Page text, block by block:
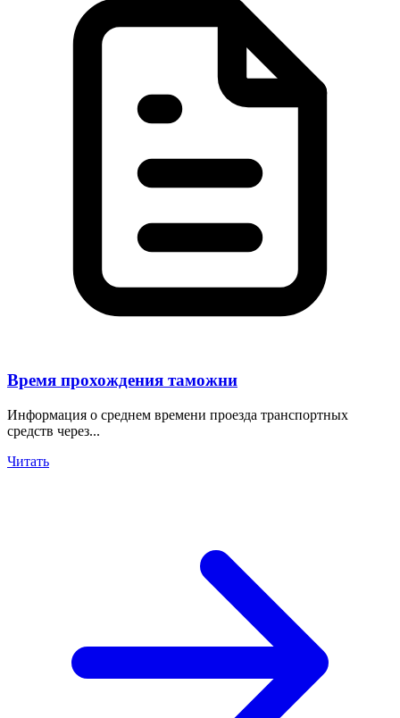
Время прохождения таможни
Информация о среднем времени проезда транспортных
средств через...
Читать